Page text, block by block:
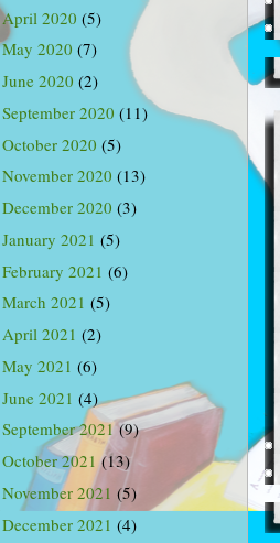
April 2020 (5)
May 2020 (7)
June 2020 (2)
September 2020 (11)
October 2020 (5)
November 2020 (13)
December 2020 (3)
January 2021 (5)
February 2021 (6)
March 2021 (5)
April 2021 (2)
May 2021 (6)
June 2021 (4)
September 2021(9)
October 2021 (13)
November 2021 (5)
December 2021 (4)